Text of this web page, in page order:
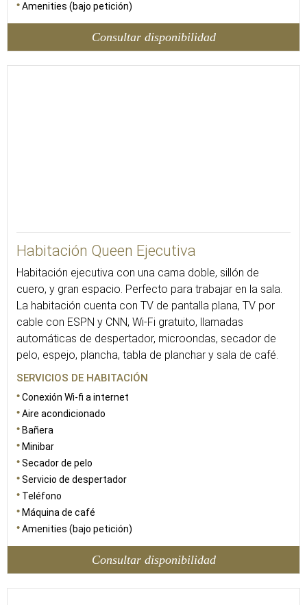
Amenities (bajo petición)
Consultar disponibilidad
Habitación Queen Ejecutiva
Habitación ejecutiva con una cama doble, sillón de
cuero, y gran espacio. Perfecto para trabajar en la sala.
La habitación cuenta con TV de pantalla plana, TV por
cable con ESPN y CNN, Wi-Fi gratuito, llamadas
automáticas de despertador, microondas, secador de
pelo, espejo, plancha, tabla de planchar y sala de café.
SERVICIOS DE HABITACIÓN
Conexión Wi-fi a internet
Aire acondicionado
Bañera
Minibar
Secador de pelo
Servicio de despertador
Teléfono
Máquina de café
Amenities (bajo petición)
Consultar disponibilidad